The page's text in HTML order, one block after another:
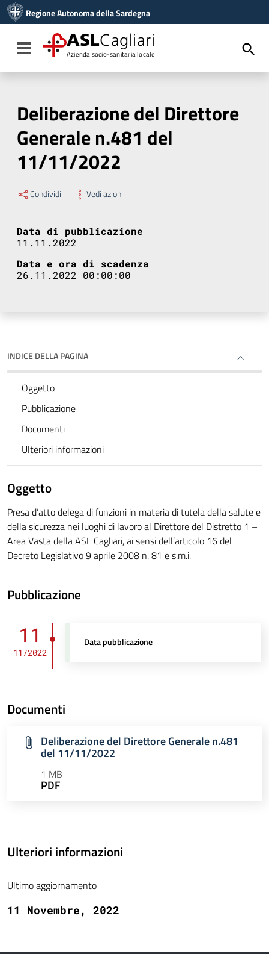
Vai al menu di navigazione
Vai al footer
Regione Autonoma della Sardegna
Toggle navigation
ASLCagliari
Azienda socio-sanitaria locale
Deliberazione del Direttore
Generale n.481 del
11/11/2022
Condividi Vedi azioni
Data di pubblicazione
11.11.2022
Data e ora di scadenza
26.11.2022 00:00:00
INDICE DELLA PAGINA
Oggetto
Pubblicazione
Documenti
Ulteriori informazioni
Oggetto
Presa d’atto delega di funzioni in materia di tutela della salute e
della sicurezza nei luoghi di lavoro al Direttore del Distretto 1 –
Area Vasta della ASL Cagliari, ai sensi dell’articolo 16 del
Decreto Legislativo 9 aprile 2008 n. 81 e s.m.i.
Pubblicazione
11
11/2022
Data pubblicazione
Documenti
Deliberazione del Direttore Generale n.481
del 11/11/2022
1 MB
PDF
Ulteriori informazioni
Ultimo aggiornamento
11 Novembre, 2022